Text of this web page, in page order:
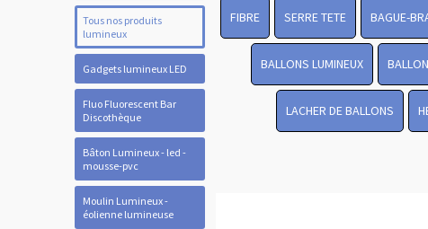
Tous nos produits
lumineux
Gadgets lumineux LED
Fluo Fluorescent Bar
Discothèque
Bâton Lumineux - led -
mousse-pvc
Moulin Lumineux -
éolienne lumineuse
FIBRE SERRE TETE BAGUE-
BALLONS LUMINEUX
LACHER DE BALLONS